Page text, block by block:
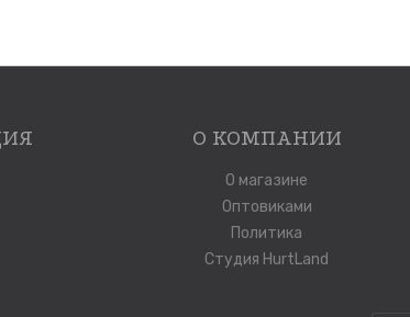
О КОМПАНИИ
О магазине
Оптовиками
Политика
Студия HurtLand